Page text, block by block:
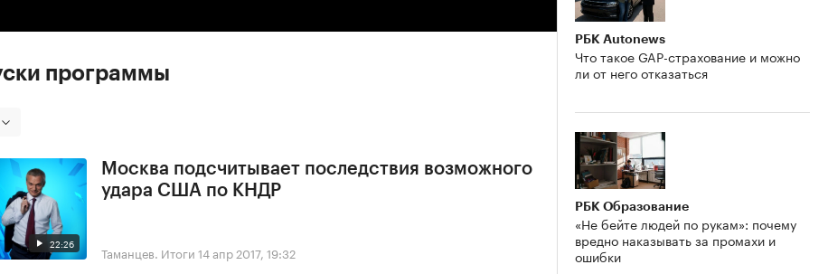
программы
22:26
Москва подсчитывает последствия возможного
удара США по КНДР
Таманцев. Итоги 14 апр 2017, 19:32
РБК Autonews
Что такое GAP-страхование и можно
ли от него отказаться
РБК Образование
«Не бейте людей по рукам»: почему
вредно наказывать за промахи и
ошибки